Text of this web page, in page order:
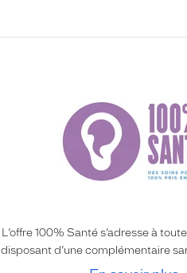
L’offre 100% Santé s’adresse à
disposant d’une complémentaire